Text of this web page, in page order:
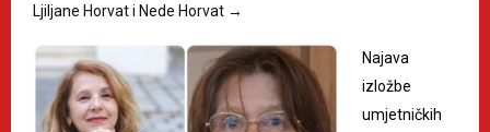
Ljiljane Horvat i Nede Horvat →
Najava
izložbe
umjetničkih